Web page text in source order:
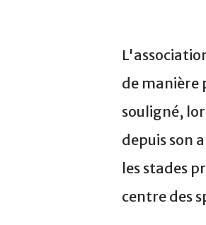
de manière
souligné,
depuis son
les stades
centre des